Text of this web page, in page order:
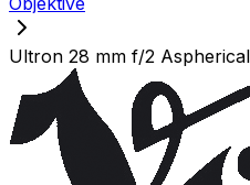
Ultron 28 mm f/2